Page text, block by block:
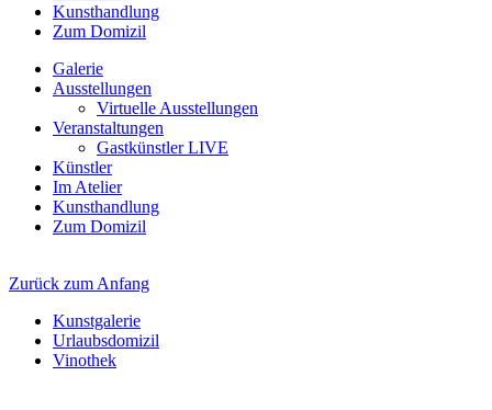
Kunsthandlung
Zum Domizil
Galerie
Ausstellungen
Virtuelle Ausstellungen
Veranstaltungen
Gastkünstler LIVE
Künstler
Im Atelier
Kunsthandlung
Zum Domizil
Zurück zum Anfang
Kunstgalerie
Urlaubsdomizil
Vinothek